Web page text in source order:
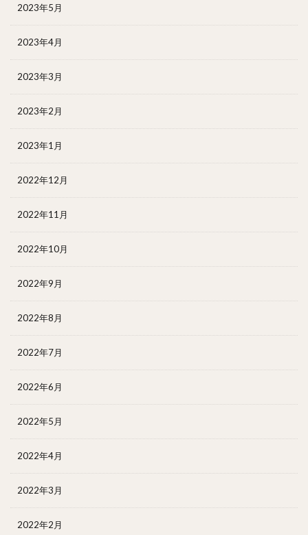
2023年5月
2023年4月
2023年3月
2023年2月
2023年1月
2022年12月
2022年11月
2022年10月
2022年9月
2022年8月
2022年7月
2022年6月
2022年5月
2022年4月
2022年3月
2022年2月